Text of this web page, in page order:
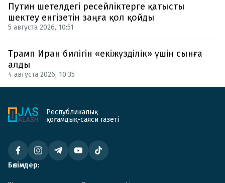
Путин шетелдегі ресейліктерге қатысты
шектеу енгізетін заңға қол қойды
5 августа 2026, 10:51
Трамп Иран билігін «екіжүзділік» үшін сынға
алды
4 августа 2026, 10:35
Республикалық
қоғамдық-саяси газеті
Бөлімдер: